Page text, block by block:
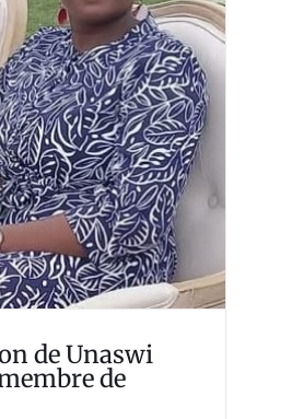
de Unaswi
membre de
MEMOS
Memosian
de Unaswi
de